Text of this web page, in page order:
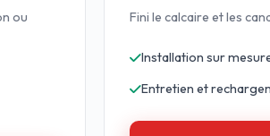
ou
Fini le calcaire et les
Installation sur
Entretien et